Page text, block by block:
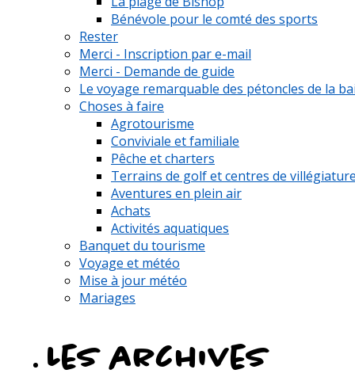
Bénévole pour le comté des sports
Rester
Merci - Inscription par e-mail
Merci - Demande de guide
Le voyage remarquable des pétoncles de la
Choses à faire
Agrotourisme
Conviviale et familiale
Pêche et charters
Terrains de golf et centres de
Aventures en plein air
Achats
Activités aquatiques
Banquet du tourisme
Voyage et météo
Mise à jour météo
Mariages
Les archives